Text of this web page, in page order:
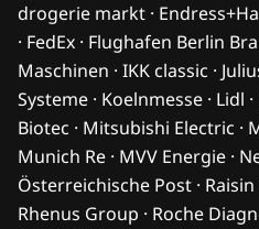
drogerie markt ·
· FedEx · Flughafen Berlin
Maschinen · IKK classic ·
Systeme · Koelnmesse · Lidl
Biotec · Mitsubishi Electric ·
Munich Re · MVV Energie ·
Österreichische Post · Raisin
Rhenus Group · Roche